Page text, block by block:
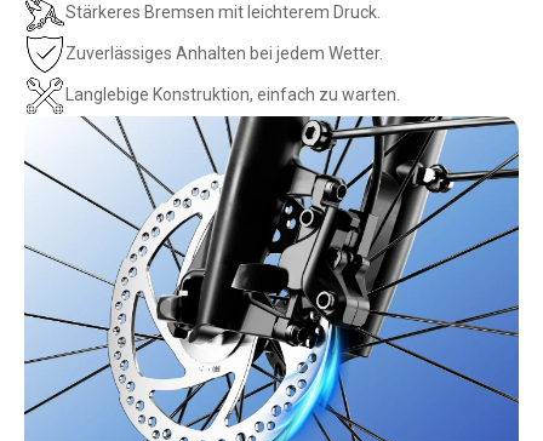
Stärkeres Bremsen mit leichterem Druck.
Zuverlässiges Anhalten bei jedem Wetter.
Langlebige Konstruktion, einfach zu warten.